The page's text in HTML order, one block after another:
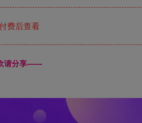
费后查看
请分享------